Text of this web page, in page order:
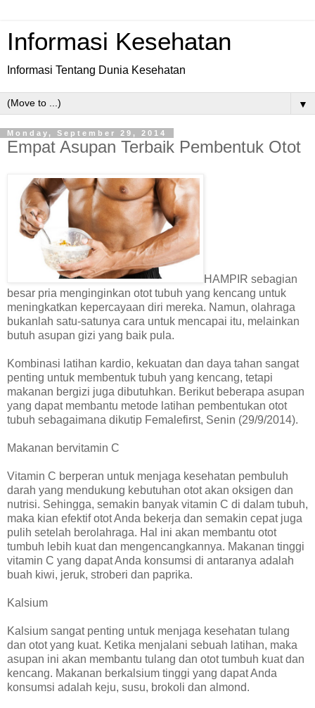
Informasi Kesehatan
Informasi Tentang Dunia Kesehatan
▼
Monday, September 29, 2014
Empat Asupan Terbaik Pembentuk Otot
HAMPIR sebagian
besar pria menginginkan otot tubuh yang kencang untuk
meningkatkan kepercayaan diri mereka. Namun, olahraga
bukanlah satu-satunya cara untuk mencapai itu, melainkan
butuh asupan gizi yang baik pula.
Kombinasi latihan kardio, kekuatan dan daya tahan sangat
penting untuk membentuk tubuh yang kencang, tetapi
makanan bergizi juga dibutuhkan. Berikut beberapa asupan
yang dapat membantu metode latihan pembentukan otot
tubuh sebagaimana dikutip Femalefirst, Senin (29/9/2014).
Makanan bervitamin C
Vitamin C berperan untuk menjaga kesehatan pembuluh
darah yang mendukung kebutuhan otot akan oksigen dan
nutrisi. Sehingga, semakin banyak vitamin C di dalam tubuh,
maka kian efektif otot Anda bekerja dan semakin cepat juga
pulih setelah berolahraga. Hal ini akan membantu otot
tumbuh lebih kuat dan mengencangkannya. Makanan tinggi
vitamin C yang dapat Anda konsumsi di antaranya adalah
buah kiwi, jeruk, stroberi dan paprika.
Kalsium
Kalsium sangat penting untuk menjaga kesehatan tulang
dan otot yang kuat. Ketika menjalani sebuah latihan, maka
asupan ini akan membantu tulang dan otot tumbuh kuat dan
kencang. Makanan berkalsium tinggi yang dapat Anda
konsumsi adalah keju, susu, brokoli dan almond.